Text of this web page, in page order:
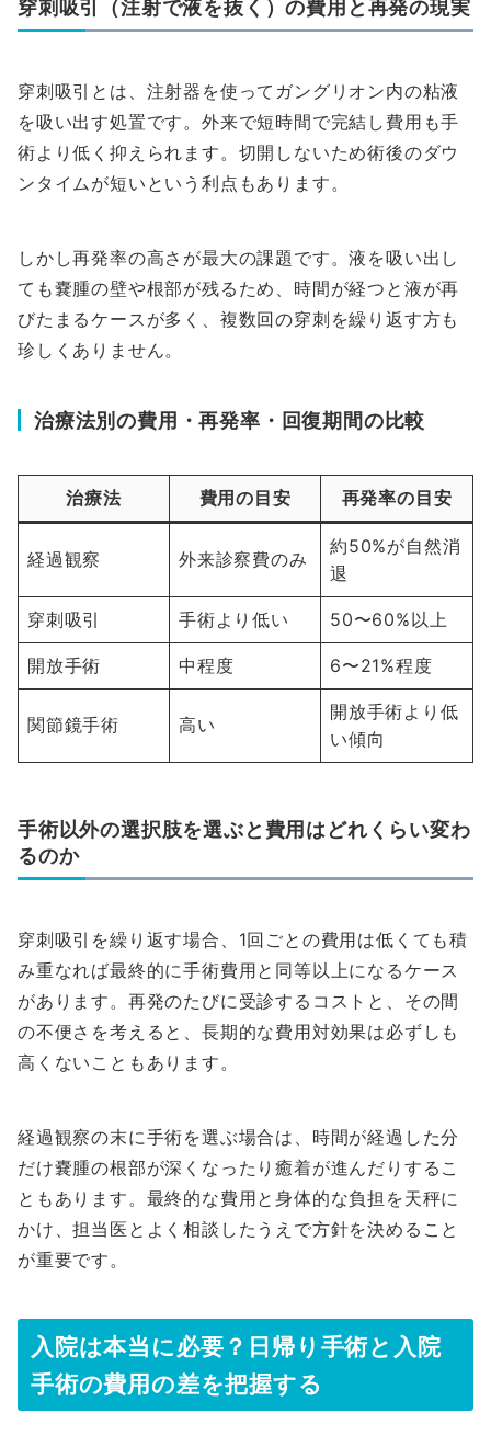
穿刺吸引（注射で液を抜く）の費用と再発の現実
穿刺吸引とは、注射器を使ってガングリオン内の粘液
を吸い出す処置です。外来で短時間で完結し費用も手
術より低く抑えられます。切開しないため術後のダウ
ンタイムが短いという利点もあります。
しかし再発率の高さが最大の課題です。液を吸い出し
ても嚢腫の壁や根部が残るため、時間が経つと液が再
びたまるケースが多く、複数回の穿刺を繰り返す方も
珍しくありません。
治療法別の費用・再発率・回復期間の比較
治療法 費用の目安 再発率の目安
経過観察 外来診察費のみ
約50%が自然消
退
穿刺吸引 手術より低い 50〜60%以上
開放手術 中程度 6〜21%程度
関節鏡手術 高い
開放手術より低
い傾向
手術以外の選択肢を選ぶと費用はどれくらい変わ
るのか
穿刺吸引を繰り返す場合、1回ごとの費用は低くても積
み重なれば最終的に手術費用と同等以上になるケース
があります。再発のたびに受診するコストと、その間
の不便さを考えると、長期的な費用対効果は必ずしも
高くないこともあります。
経過観察の末に手術を選ぶ場合は、時間が経過した分
だけ嚢腫の根部が深くなったり癒着が進んだりするこ
ともあります。最終的な費用と身体的な負担を天秤に
かけ、担当医とよく相談したうえで方針を決めること
が重要です。
入院は本当に必要？日帰り手術と入院
手術の費用の差を把握する